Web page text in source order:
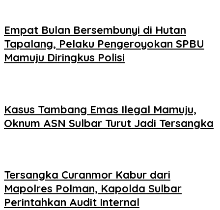
Empat Bulan Bersembunyi di Hutan
Tapalang, Pelaku Pengeroyokan SPBU
Mamuju Diringkus Polisi
Kasus Tambang Emas Ilegal Mamuju,
Oknum ASN Sulbar Turut Jadi Tersangka
Tersangka Curanmor Kabur dari
Mapolres Polman, Kapolda Sulbar
Perintahkan Audit Internal